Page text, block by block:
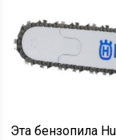
Эта бензопила